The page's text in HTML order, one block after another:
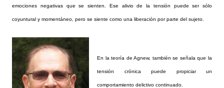
emociones negativas que se sienten. Ese alivio de la tensión puede ser sólo
coyuntural y momentáneo, pero se siente como una liberación por parte del sujeto.
En la teoría de Agnew, también se señala que la
tensión crónica puede propiciar un
comportamiento delictivo continuado.